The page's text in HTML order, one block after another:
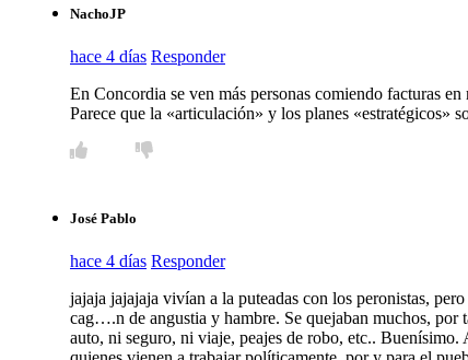
NachoJP
hace 4 días Responder
En Concordia se ven más personas comiendo facturas
Parece que la «articulación» y los planes «estratégicos»
José Pablo
hace 4 días Responder
jajaja jajajaja vivían a la puteadas con los peronistas,
cag….n de angustia y hambre. Se quejaban muchos, por
auto, ni seguro, ni viaje, peajes de robo, etc.. Buenísimo.